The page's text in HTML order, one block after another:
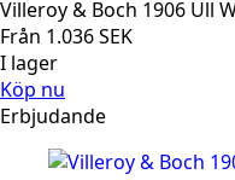
Villeroy & Boch 1906 Ull
Från 1.036SEK
I lager
Köp nu
Erbjudande